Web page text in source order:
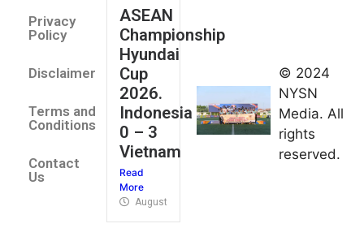
Privacy
Policy
Disclaimer
Terms and
Conditions
Contact
Us
ASEAN
Championship
Hyundai
Cup
2026.
Indonesia
0 – 3
Vietnam
Read
More
August 4, 2026
umum
Kejurnas
Panahan
Junior di
Kudus
© 2024
NYSN
Media. All
rights
reserved.